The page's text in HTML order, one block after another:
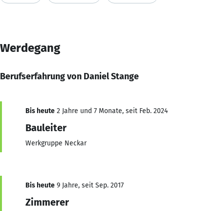
Werdegang
Berufserfahrung von Daniel Stange
Bis heute 2 Jahre und 7 Monate, seit Feb. 2024
Bauleiter
Werkgruppe Neckar
Bis heute 9 Jahre, seit Sep. 2017
Zimmerer